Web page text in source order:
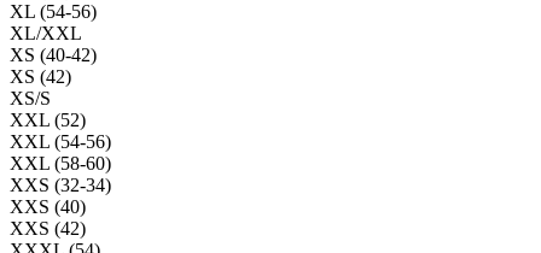
XL (54-56)
XL/XXL
XS (40-42)
XS (42)
XS/S
XXL (52)
XXL (54-56)
XXL (58-60)
XXS (32-34)
XXS (40)
XXS (42)